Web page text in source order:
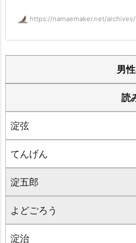
https://namaemaker.net/
男
読
淀弦
てんげん
淀五郎
よどごろう
淀治